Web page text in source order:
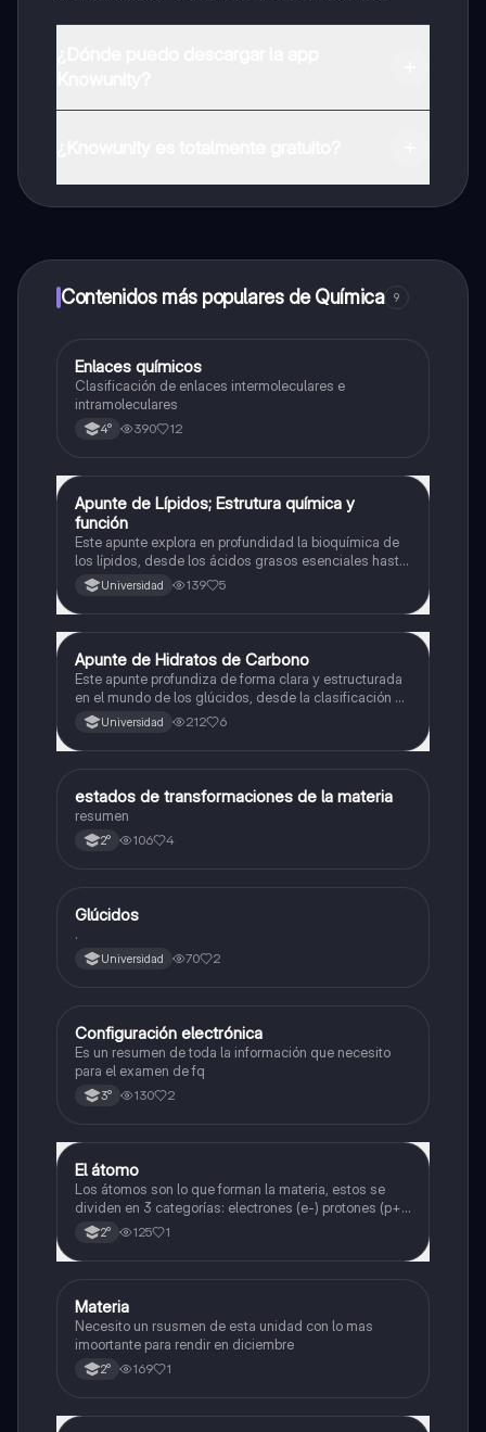
a determinadas funciones.
Contenidos más populares de Química 9
Química
Enlaces químicos
Clasificación de enlaces intermoleculares e
intramoleculares
4° 390 12
Química
Apunte de Lípidos; Estrutura química y
función
Este apunte explora en profundidad la bioquímica de
los lípidos, desde los ácidos grasos esenciales hasta
esteroides y lipoproteínas. Organizado de forma clara
y visual, presenta cada categoría con sus estructuras,
funciones y ejemplos clínicos.
Universidad 139 5
Química
Apunte de Hidratos de Carbono
Este apunte profundiza de forma clara y estructurada
en el mundo de los glúcidos, desde la clasificación de
los monosacáridos hasta la complejidad de los
gluconjugados. Ideal para estudiantes que buscan
entender su estructura, función y reactividad.
Universidad 212 6
Química
estados de transformaciones de la materia
resumen
2° 106 4
Química
Glúcidos
.
Universidad 70 2
Física
Configuración electrónica
Es un resumen de toda la información que necesito
para el examen de fq
3° 130 2
Física
El átomo
Los átomos son lo que forman la materia, estos se
dividen en 3 categorías: electrones (e-) protones (p+)
y neutrones (n⁰).
2° 125 1
Física
Materia
Necesito un rsusmen de esta unidad con lo mas
imoortante para rendir en diciembre
2° 169 1